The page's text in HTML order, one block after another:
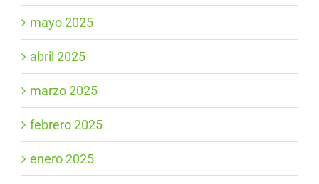
mayo 2025
abril 2025
marzo 2025
febrero 2025
enero 2025